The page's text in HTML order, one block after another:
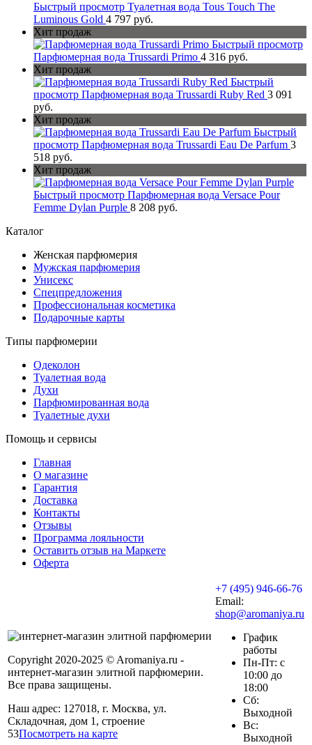
Быстрый просмотр Туалетная вода Tous Touch The
Luminous Gold 4 797 руб.
Хит продаж
Быстрый просмотр
Парфюмерная вода Trussardi Primo 4 316 руб.
Хит продаж
Быстрый
просмотр Парфюмерная вода Trussardi Ruby Red 3 091
руб.
Хит продаж
Быстрый
просмотр Парфюмерная вода Trussardi Eau De Parfum 3
518 руб.
Хит продаж
Быстрый просмотр Парфюмерная вода Versace Pour
Femme Dylan Purple 8 208 руб.
Каталог
Женская парфюмерия
Мужская парфюмерия
Унисекс
Спецпредложения
Профессиональная косметика
Подарочные карты
Типы парфюмерии
Одеколон
Туалетная вода
Духи
Парфюмированная вода
Туалетные духи
Помощь и сервисы
Главная
О магазине
Гарантия
Доставка
Контакты
Отзывы
Программа лояльности
Оставить отзыв на Маркете
Оферта
Copyright 2020-2025 © Aromaniya.ru -
интернет-магазин элитной парфюмерии.
Все права защищены.
Наш адрес: 127018, г. Москва, ул.
Складочная, дом 1, строение
53Посмотреть на карте
+7 (495) 946-66-76
Email:
shop@aromaniya.ru
График
работы
Пн-Пт: с
10:00 до
18:00
Сб:
Выходной
Вс:
Выходной